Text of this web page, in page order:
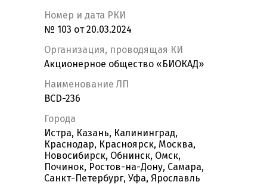
Номер и дата РКИ
№ 103 от 20.03.2024
Организация, проводящая КИ
Акционерное общество «БИОКАД»
Наименование ЛП
BCD-236
Города
Истра, Казань, Калининград,
Краснодар, Красноярск, Москва,
Новосибирск, Обнинск, Омск,
Починок, Ростов-на-Дону, Самара,
Санкт-Петербург, Уфа, Ярославль